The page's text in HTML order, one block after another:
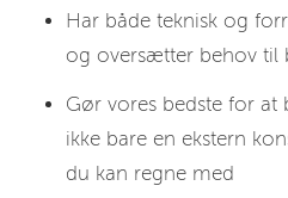
Har både teknisk og
og oversætter behov til
Gør vores bedste for at
ikke bare en ekstern
du kan regne med